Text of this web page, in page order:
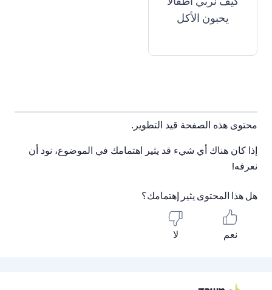
يحبون الأكل
محتوى هذه الصفحة قيد التطوير.
إذا كان هناك أي شيء قد يثير اهتمامك في الموضوع، نود أن
نعرفه!
هل هذا المحتوى يثير إهتمامك؟
نعم لا